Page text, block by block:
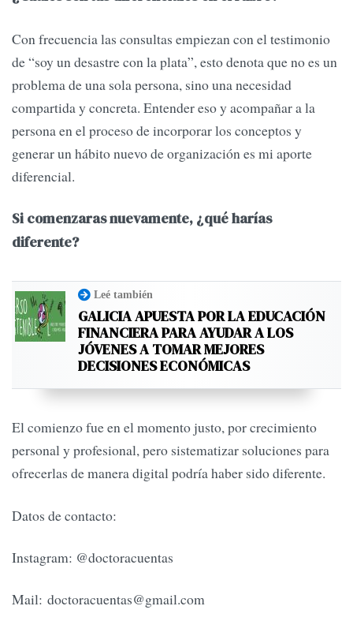
Con frecuencia las consultas empiezan con el testimonio
de “soy un desastre con la plata”, esto denota que no es un
problema de una sola persona, sino una necesidad
compartida y concreta. Entender eso y acompañar a la
persona en el proceso de incorporar los conceptos y
generar un hábito nuevo de organización es mi aporte
diferencial.
Si comenzaras nuevamente, ¿qué harías
diferente?
Leé también
GALICIA APUESTA POR LA EDUCACIÓN
FINANCIERA PARA AYUDAR A LOS
JÓVENES A TOMAR MEJORES
DECISIONES ECONÓMICAS
El comienzo fue en el momento justo, por crecimiento
personal y profesional, pero sistematizar soluciones para
ofrecerlas de manera digital podría haber sido diferente.
Datos de contacto:
Instagram: @doctoracuentas
Mail: doctoracuentas@gmail.com